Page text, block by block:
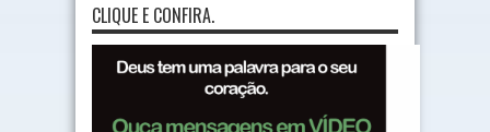
CLIQUE E CONFIRA.